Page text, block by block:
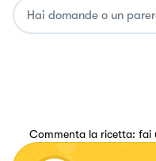
Commenta la ricetta: fai